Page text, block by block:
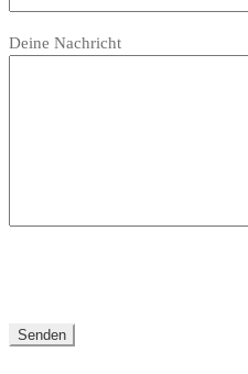
leer.
lasse
Deine Nachricht